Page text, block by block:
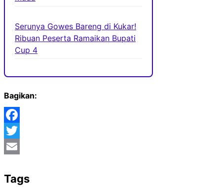
Serunya Gowes Bareng di Kukar!
Ribuan Peserta Ramaikan Bupati
Cup 4
Bagikan:
Facebook
Twitter
Tags